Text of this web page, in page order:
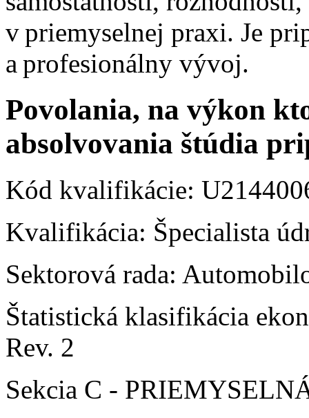
v priemyselnej praxi. Je
a profesionálny vývoj.
Povolania, na výkon
absolvovania štúdia
Kód kvalifikácie:
Kvalifikácia: Špecialista
Sektorová rada:
Štatistická klasifikácia
Rev. 2
Sekcia C -